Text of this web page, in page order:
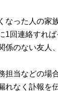
なった人の家
1回連絡すれ
係のない友人
担当などの場
れなく訃報を